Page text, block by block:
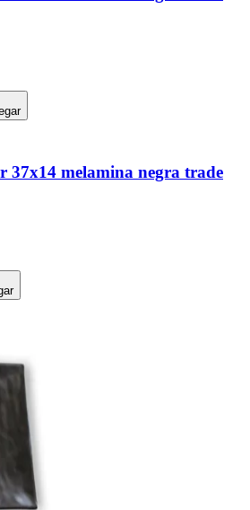
37x14 melamina negra trade